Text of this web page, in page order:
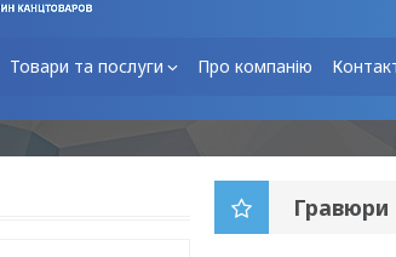
Товари та послуги Про компанію
Гравюри